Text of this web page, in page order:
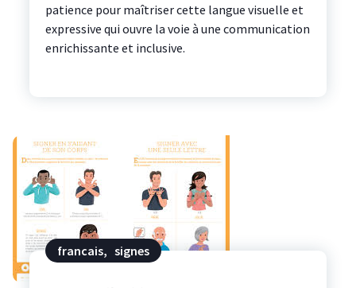
patience pour maîtriser cette langue visuelle et
expressive qui ouvre la voie à une communication
enrichissante et inclusive.
francais, signes